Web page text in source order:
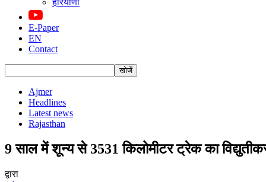
हरियाणा
E-Paper
EN
Contact
Ajmer
Headlines
Latest news
Rajasthan
9 साल में शून्य से 3531 किलोमीटर ट्रेक का
द्वारा